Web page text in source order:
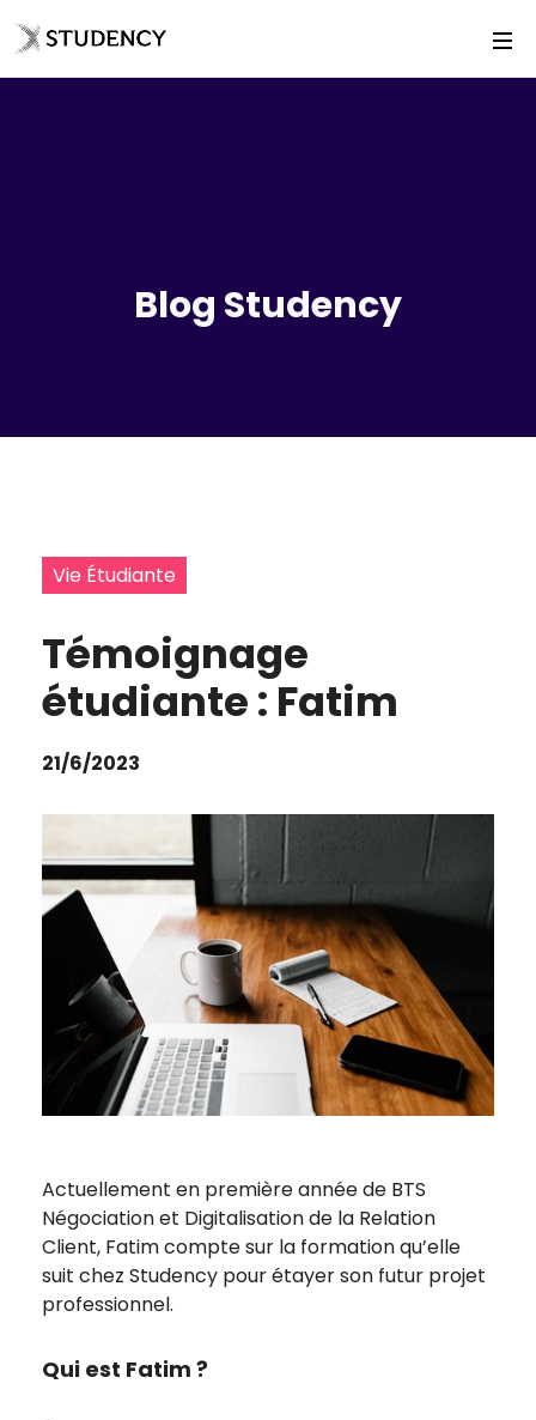
Blog Studency
Vie Étudiante
Témoignage
étudiante : Fatim
21/6/2023
Actuellement en première année de BTS
Négociation et Digitalisation de la Relation
Client, Fatim compte sur la formation qu’elle
suit chez Studency pour étayer son futur projet
professionnel.
Qui est Fatim ?